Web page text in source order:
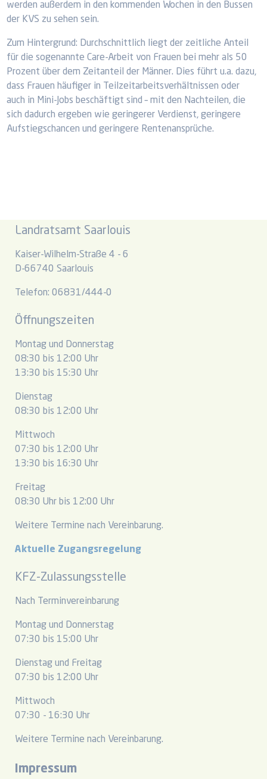
werden außerdem in den kommenden Wochen in den Bussen
der KVS zu sehen sein.
Zum Hintergrund: Durchschnittlich liegt der zeitliche Anteil
für die sogenannte Care-Arbeit von Frauen bei mehr als 50
Prozent über dem Zeitanteil der Männer. Dies führt u.a. dazu,
dass Frauen häufiger in Teilzeitarbeitsverhältnissen oder
auch in Mini-Jobs beschäftigt sind – mit den Nachteilen, die
sich dadurch ergeben wie geringerer Verdienst, geringere
Aufstiegschancen und geringere Rentenansprüche.
Landratsamt Saarlouis
Kaiser-Wilhelm-Straße 4 - 6
D-66740 Saarlouis
Telefon: 06831/444-0
Öffnungszeiten
Montag und Donnerstag
08:30 bis 12:00 Uhr
13:30 bis 15:30 Uhr
Dienstag
08:30 bis 12:00 Uhr
Mittwoch
07:30 bis 12:00 Uhr
13:30 bis 16:30 Uhr
Freitag
08:30 Uhr bis 12:00 Uhr
Weitere Termine nach Vereinbarung.
Aktuelle Zugangsregelung
KFZ-Zulassungsstelle
Nach Terminvereinbarung
Montag und Donnerstag
07:30 bis 15:00 Uhr
Dienstag und Freitag
07:30 bis 12:00 Uhr
Mittwoch
07:30 - 16:30 Uhr
Weitere Termine nach Vereinbarung.
Impressum